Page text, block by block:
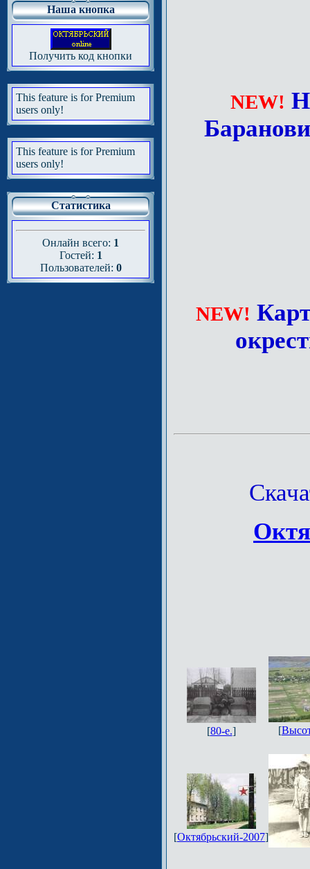
Наша кнопка
Получить код кнопки
This feature is for Premium
users only!
This feature is for Premium
users only!
Статистика
Онлайн всего: 1
Гостей: 1
Пользователей: 0
NEW!
NEW!
[80-e.] [
[Октябрьский-2007]